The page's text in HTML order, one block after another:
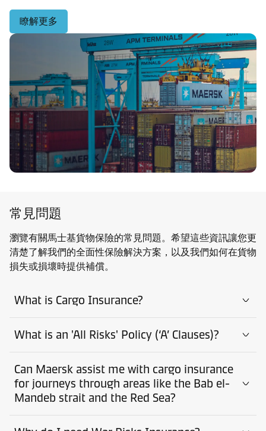
瞭解更多
常見問題
瀏覽有關馬士基貨物保險的常見問題。希望這些資訊讓您更
清楚了解我們的全面性保險解決方案，以及我們如何在貨物
損失或損壞時提供補償。
What is Cargo Insurance?
What is an 'All Risks' Policy (‘A’ Clauses)?
Can Maersk assist me with cargo insurance
for journeys through areas like the Bab el-
Mandeb strait and the Red Sea?